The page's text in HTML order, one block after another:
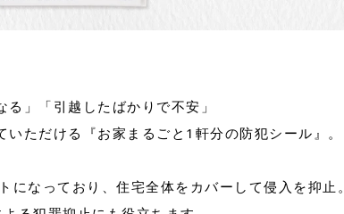
る」「引越したばかりで不安」
ただける『お家まるごと1軒分の防犯シール』。
なっており、住宅全体をカバーして侵入を抑止。